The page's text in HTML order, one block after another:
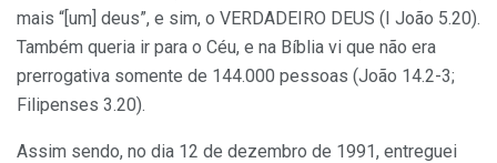
mais “[um] deus”, e sim, o VERDADEIRO DEUS (I João 5.20).
Também queria ir para o Céu, e na Bíblia vi que não era
prerrogativa somente de 144.000 pessoas (João 14.2-3;
Filipenses 3.20).
Assim sendo, no dia 12 de dezembro de 1991, entreguei